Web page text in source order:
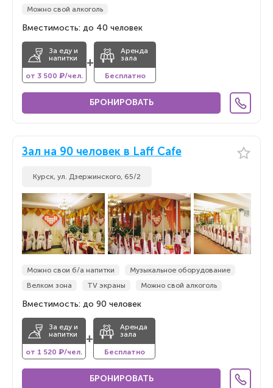
Можно свой алкоголь
Вместимость: до 40 человек
За еду и
напитки
от 3 500 ₽/чел.
+
Аренда
зала
Бесплатно
БРОНИРОВАТЬ
Зал на 90 человек в Laff Cafe
Курск, ул. Дзержинского, 65/2
Можно свои б/а напитки
Музыкальное оборудование
Велком зона
TV экраны Можно свой алкоголь
Вместимость: до 90 человек
За еду и
напитки
от 1 520 ₽/чел.
+
Аренда
зала
Бесплатно
БРОНИРОВАТЬ